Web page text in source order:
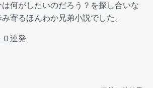
何がしたいのだろう？を探し合いな
寄るほんわか兄弟小説でした。
０連発